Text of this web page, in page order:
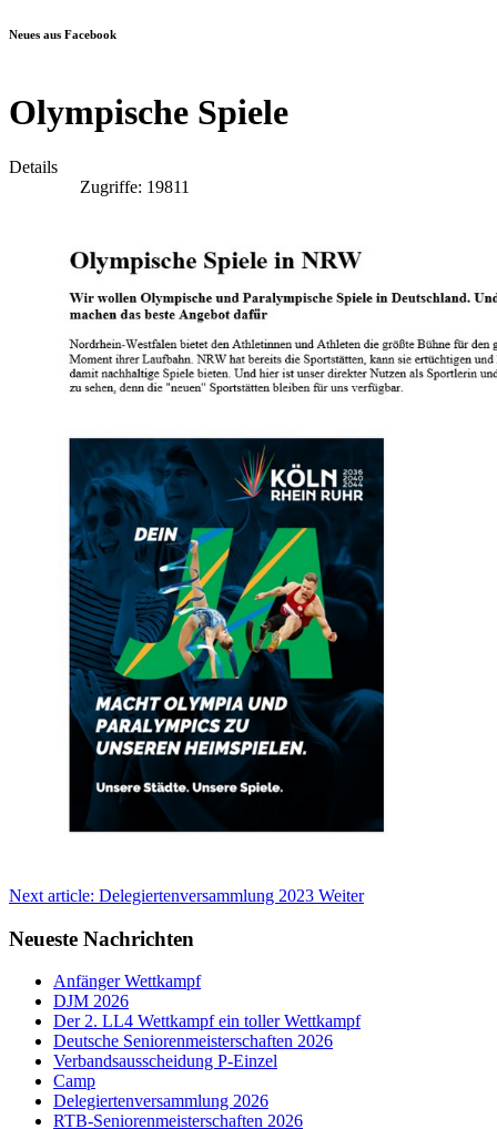
Neues aus Facebook
Olympische Spiele
Details
Zugriffe: 19811
Next article: Delegiertenversammlung 2023 Weiter
Neueste Nachrichten
Anfänger Wettkampf
DJM 2026
Der 2. LL4 Wettkampf ein toller Wettkampf
Deutsche Seniorenmeisterschaften 2026
Verbandsausscheidung P-Einzel
Camp
Delegiertenversammlung 2026
RTB-Seniorenmeisterschaften 2026